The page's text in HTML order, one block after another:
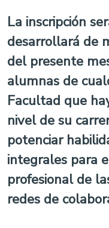
La inscripción
desarrollará de
del presente
alumnas de
Facultad que
nivel de su
potenciar
integrales para
profesional de
redes de